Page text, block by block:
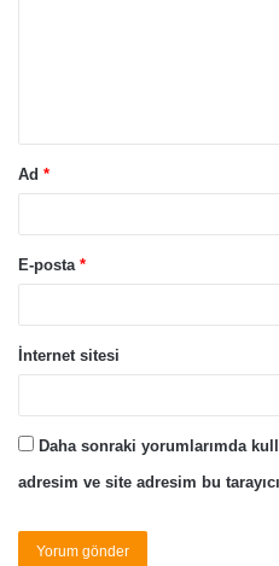
Ad *
E-posta *
İnternet sitesi
Daha sonraki yorumlarımda
adresim ve site adresim bu